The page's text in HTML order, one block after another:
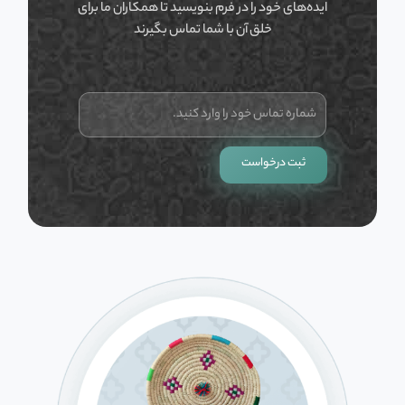
ایده‌های خود را در فرم بنویسید تا همکاران ما برای
خلق آن با شما تماس بگیرند
ش
ا
ر
ت
ثبت درخواست